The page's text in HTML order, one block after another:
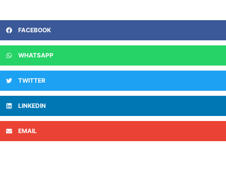
FACEBOOK
WHATSAPP
TWITTER
LINKEDIN
EMAIL